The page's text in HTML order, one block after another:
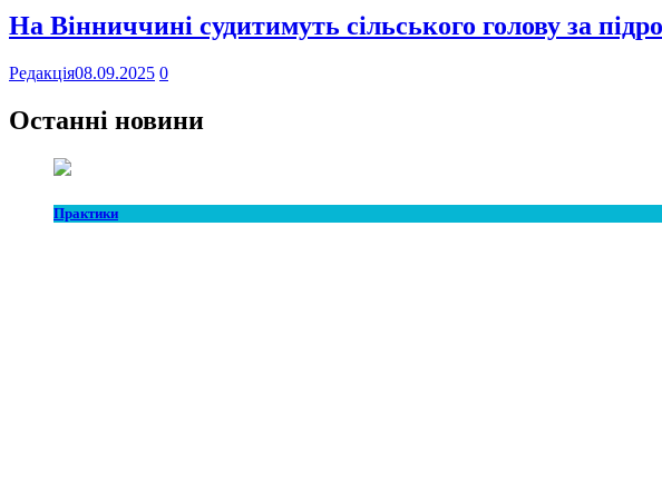
На Вінниччині судитимуть сільського голову за
Редакція08.09.2025 0
Останні новини
Практики